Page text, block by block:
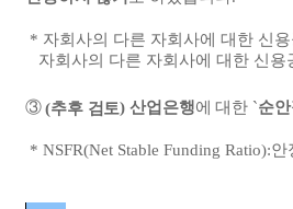
* 자회사의 다른 자회사에 대한 신
자회사의 다른 자회사에 대한 신용
③(추후 검토) 산업은행에 대한 `순
* NSFR(Net Stable Funding Ratio):안